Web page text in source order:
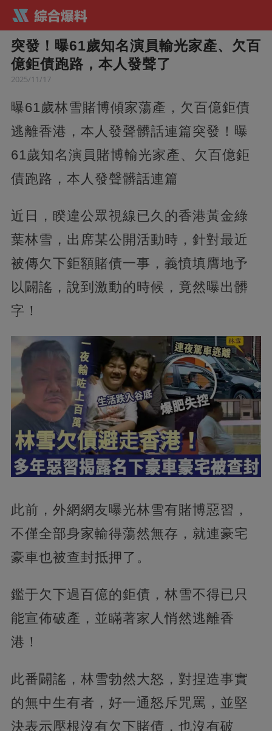
突發！曝61歲知名演員輸光家產、欠百
億鉅債跑路，本人發聲了
2025/11/17
曝61歲林雪賭博傾家蕩產，欠百億鉅債
逃離香港，本人發聲髒話連篇突發！曝
61歲知名演員賭博輸光家產、欠百億鉅
債跑路，本人發聲髒話連篇
近日，睽違公眾視線已久的香港黃金綠
葉林雪，出席某公開活動時，針對最近
被傳欠下鉅額賭債一事，義憤填膺地予
以闢謠，說到激動的時候，竟然曝出髒
字！
此前，外網網友曝光林雪有賭博惡習，
不僅全部身家輸得蕩然無存，就連豪宅
豪車也被查封抵押了。
鑑于欠下過百億的鉅債，林雪不得已只
能宣佈破產，並瞞著家人悄然逃離香
港！
此番闢謠，林雪勃然大怒，對捏造事實
的無中生有者，好一通怒斥咒罵，並堅
決表示壓根沒有欠下賭債，也沒有破